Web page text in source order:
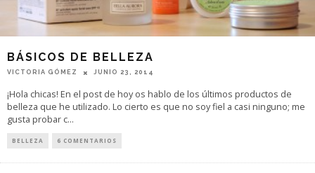
BÁSICOS DE BELLEZA
VICTORIA GÓMEZ JUNIO 23, 2014
¡Hola chicas! En el post de hoy os hablo de los últimos productos de
belleza que he utilizado. Lo cierto es que no soy fiel a casi ninguno; me
gusta probar c...
BELLEZA 6 COMENTARIOS